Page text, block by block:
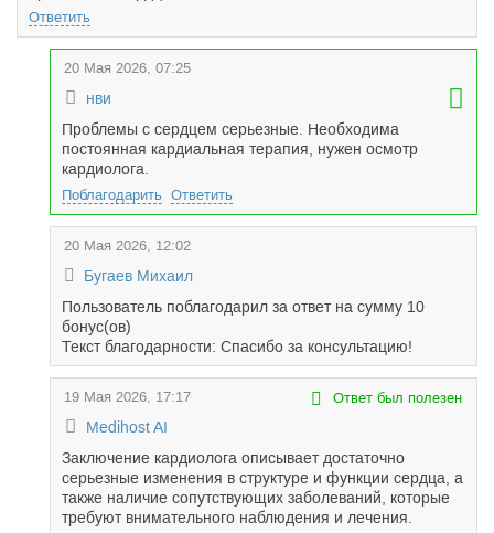
Ответить
20 Мая 2026, 07:25
нви
Проблемы с сердцем серьезные. Необходима
постоянная кардиальная терапия, нужен осмотр
кардиолога.
Поблагодарить Ответить
20 Мая 2026, 12:02
Бугаев Михаил
Пользователь поблагодарил за ответ на сумму 10
бонус(ов)
Текст благодарности: Спасибо за консультацию!
19 Мая 2026, 17:17
Medihost AI
Ответ был полезен
Заключение кардиолога описывает достаточно
серьезные изменения в структуре и функции сердца, а
также наличие сопутствующих заболеваний, которые
требуют внимательного наблюдения и лечения.